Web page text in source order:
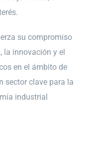
su compromiso
la innovación y el
en el ámbito de
sector clave para la
industrial